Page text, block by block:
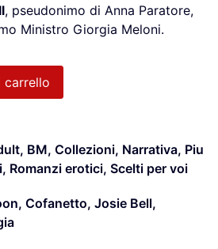
, pseudonimo di Anna Paratore,
Ministro Giorgia Meloni.
carrello
, BM, Collezioni, Narrativa, Piu
, Romanzi erotici, Scelti per voi
, Cofanetto, Josie Bell,